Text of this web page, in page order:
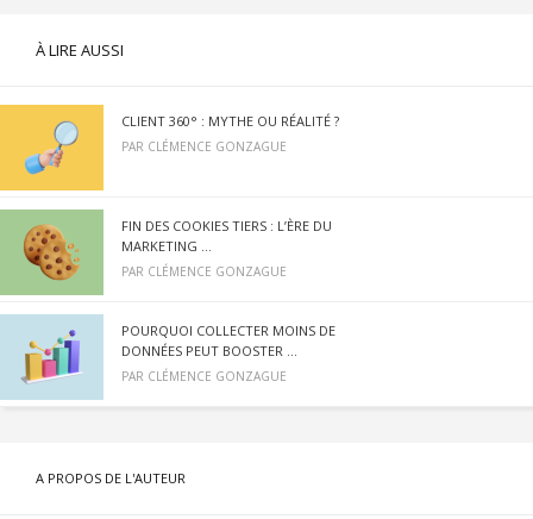
À LIRE AUSSI
CLIENT 360° : MYTHE OU RÉALITÉ ?
PAR CLÉMENCE GONZAGUE
FIN DES COOKIES TIERS : L’ÈRE DU
MARKETING ...
PAR CLÉMENCE GONZAGUE
POURQUOI COLLECTER MOINS DE
DONNÉES PEUT BOOSTER ...
PAR CLÉMENCE GONZAGUE
A PROPOS DE L'AUTEUR